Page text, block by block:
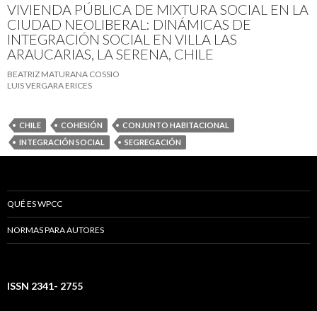
VIVIENDA PÚBLICA DE MIXTURA SOCIAL EN LA
CIUDAD NEOLIBERAL: DINÁMICAS DE
INTEGRACIÓN SOCIAL EN VILLA LAS
ARAUCARIAS, LA SERENA, CHILE
BEATRIZ MATURANA COSSIO
LUIS VERGARA ERICES
CHILE COHESIÓN
CONJUNTO HABITACIONAL
INTEGRACIÓN SOCIAL
SEGREGACIÓN
QUÉ ES WPCC
NORMAS PARA AUTORES
ISSN 2341- 2755